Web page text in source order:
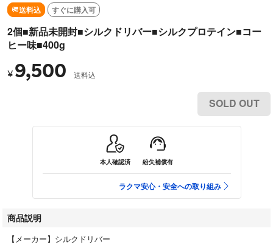
送料込 すぐに購入可
2個■新品未開封■シルクドリバー■シルクプロテイン■コー
ヒー味■400g
¥ 9,500 送料込
SOLD OUT
本人確認済 紛失補償有
ラクマ安心・安全への取り組み
商品説明
【メーカー】シルクドリバー